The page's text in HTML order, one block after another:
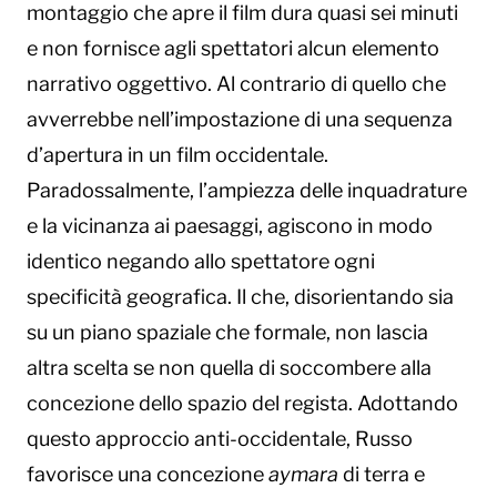
montaggio che apre il film dura quasi sei minuti
e non fornisce agli spettatori alcun elemento
narrativo oggettivo. Al contrario di quello che
avverrebbe nell’impostazione di una sequenza
d’apertura in un film occidentale.
Paradossalmente, l’ampiezza delle inquadrature
e la vicinanza ai paesaggi, agiscono in modo
identico negando allo spettatore ogni
specificità geografica. Il che, disorientando sia
su un piano spaziale che formale, non lascia
altra scelta se non quella di soccombere alla
concezione dello spazio del regista. Adottando
questo approccio anti-occidentale, Russo
favorisce una concezioneaymara di terra e